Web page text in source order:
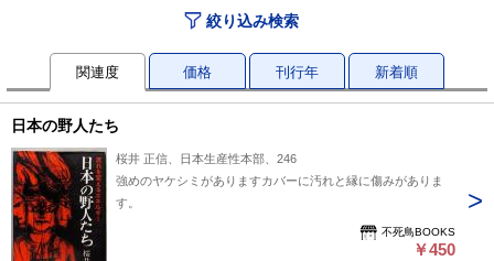
絞り込み検索
関連度 価格 刊行年 新着順
日本の野人たち
桜井 正信、日本生産性本部、246
強めのヤケシミがありますカバーに汚れと縁に傷みがありま
す。
不死鳥BOOKS
￥450